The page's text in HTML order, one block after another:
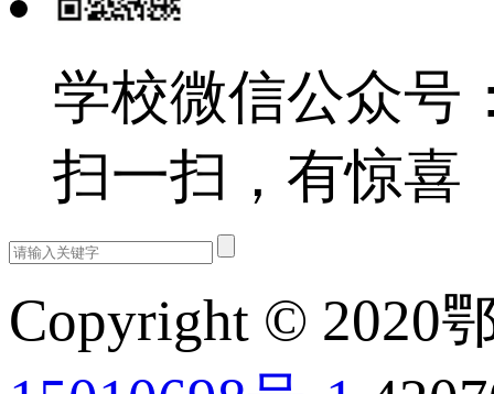
学校微信公众号
扫一扫，有惊喜
Copyright © 2020